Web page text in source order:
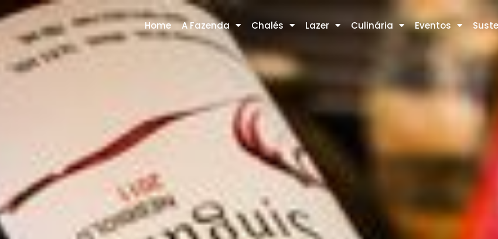
Home A Fazenda Chalés Lazer Culinária Eventos